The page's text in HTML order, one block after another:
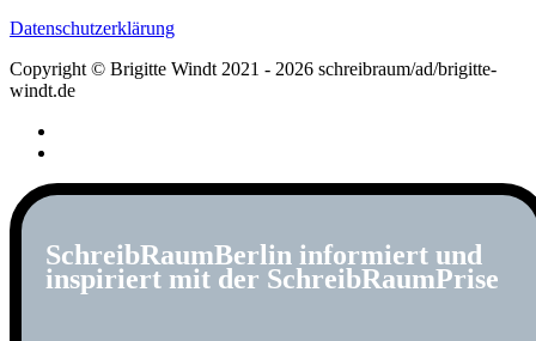
Datenschutzerklärung
Copyright © Brigitte Windt 2021 - 2026 schreibraum/ad/brigitte-
windt.de
SchreibRaumBerlin informiert und
inspiriert mit der SchreibRaumPrise